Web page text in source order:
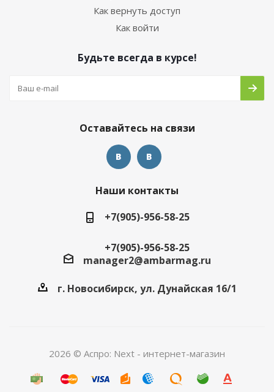
Как вернуть доступ
Как войти
Будьте всегда в курсе!
Оставайтесь на связи
Наши контакты
+7(905)-956-58-25
+7(905)-956-58-25
manager2@ambarmag.ru
г. Новосибирск, ул. Дунайская 16/1
2026 © Аспро: Next - интернет-магазин